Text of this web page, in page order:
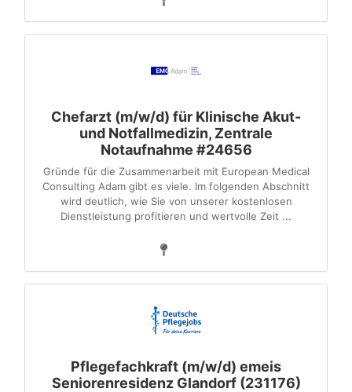
Chefarzt (m/w/d) für Klinische Akut-
und Notfallmedizin, Zentrale
Notaufnahme #24656
Gründe für die Zusammenarbeit mit European Medical
Consulting Adam gibt es viele. Im folgenden Abschnitt
wird deutlich, wie Sie von unserer kostenlosen
Dienstleistung profitieren und wertvolle Zeit ...
Pflegefachkraft (m/w/d) emeis
Seniorenresidenz Glandorf (231176)